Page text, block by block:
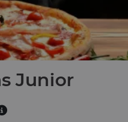
Junior